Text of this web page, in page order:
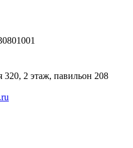
320, 2 этаж, павильон 208